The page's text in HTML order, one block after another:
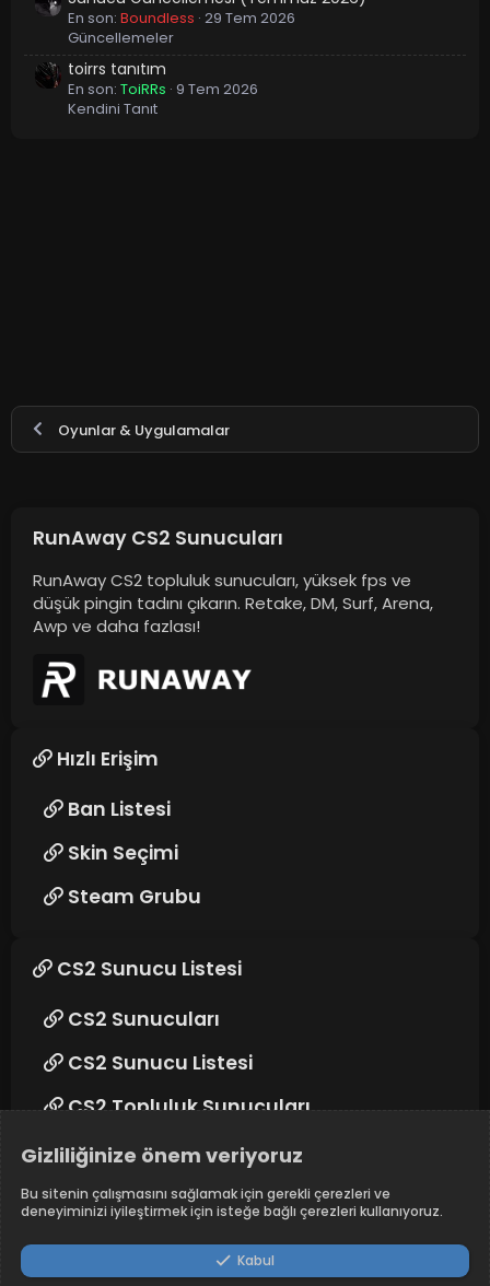
En son: Boundless 29 Tem 2026
Güncellemeler
toirrs tanıtım
En son: ToiRRs 9 Tem 2026
Kendini Tanıt
Oyunlar & Uygulamalar
RunAway CS2 Sunucuları
RunAway CS2 topluluk sunucuları, yüksek fps ve
düşük pingin tadını çıkarın. Retake, DM, Surf, Arena,
Awp ve daha fazlası!
Hızlı Erişim
Ban Listesi
Skin Seçimi
Steam Grubu
CS2 Sunucu Listesi
CS2 Sunucuları
CS2 Sunucu Listesi
CS2 Topluluk Sunucuları
Gizliliğinize önem veriyoruz
Bu sitenin çalışmasını sağlamak için gerekli çerezleri ve
deneyiminizi iyileştirmek için isteğe bağlı çerezleri kullanıyoruz.
Kabul